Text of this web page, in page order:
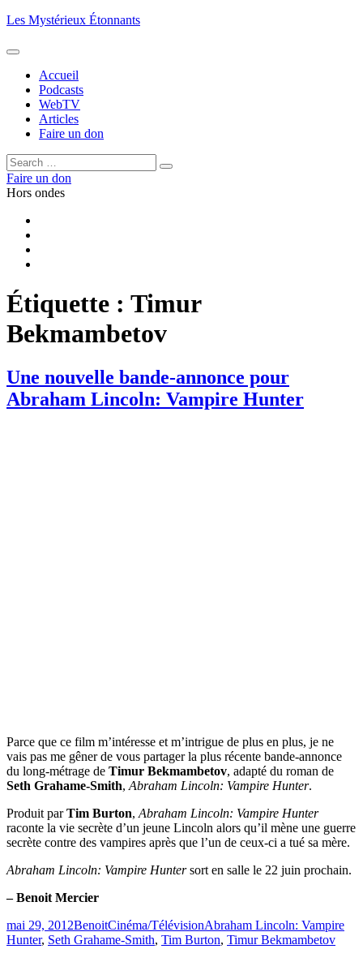
Aller
contenu
Les Mystérieux Étonnants
Accueil
Podcasts
WebTV
Articles
Faire un don
Rechercher :
Rechercher
Faire un don
Hors ondes
Étiquette : Timur
Bekmambetov
Une nouvelle bande-annonce pour
Abraham Lincoln: Vampire Hunter
Parce que ce film m’intéresse et m’intrigue de plus en plus, je ne
vais pas me gêner de vous partager la plus récente bande-annonce
du long-métrage de Timur Bekmambetov, adapté du roman de
Seth Grahame-Smith, Abraham Lincoln: Vampire Hunter.
Produit parTim Burton, Abraham Lincoln: Vampire Hunter
raconte la vie secrète d’un jeune Lincoln alors qu’il mène une guerre
secrète contre des vampires après que l’un de ceux-ci a tué sa mère.
Abraham Lincoln: Vampire Huntersort en salle le 22 juin prochain.
– Benoit Mercier
Publié
le
mai 29, 2012BenoitCatégories
Cinéma/TélévisionÉtiquettes
Abraham Lincoln: Vampire
Hunter, Seth Grahame-Smith, Tim Burton, Timur Bekmambetov